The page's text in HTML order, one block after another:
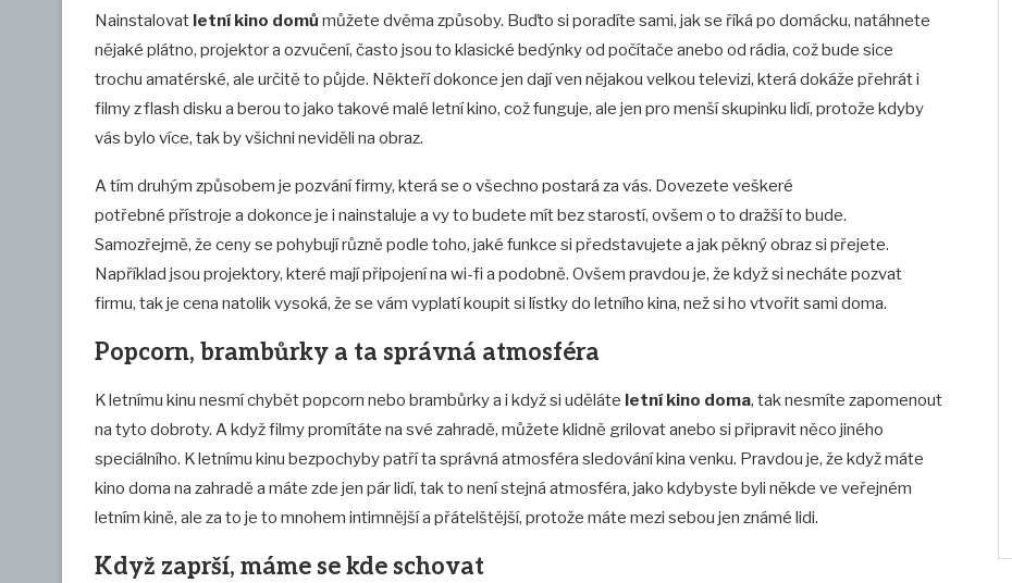
Nainstalovat letní kino domů můžete dvěma způsoby. Buďto si poradíte sami, jak se říká po domácku, natáhnete
nějaké plátno, projektor a ozvučení, často jsou to klasické bedýnky od počítače anebo od rádia, což bude sice
trochu amatérské, ale určitě to půjde. Někteří dokonce jen dají ven nějakou velkou televizi, která dokáže přehrát i
filmy z flash disku a berou to jako takové malé letní kino, což funguje, ale jen pro menší skupinku lidí, protože kdyby
vás bylo více, tak by všichni neviděli na obraz.
A tím druhým způsobem je pozvání firmy, která se o všechno postará za vás. Dovezete veškeré
potřebné přístroje a dokonce je i nainstaluje a vy to budete mít bez starostí, ovšem o to dražší to bude.
Samozřejmě, že ceny se pohybují různě podle toho, jaké funkce si představujete a jak pěkný obraz si přejete.
Například jsou projektory, které mají připojení na wi-fi a podobně. Ovšem pravdou je, že když si necháte pozvat
firmu, tak je cena natolik vysoká, že se vám vyplatí koupit si lístky do letního kina, než si ho vtvořit sami doma.
Popcorn, brambůrky a ta správná atmosféra
K letnímu kinu nesmí chybět popcorn nebo brambůrky a i když si uděláte letní kino doma, tak nesmíte zapomenout
na tyto dobroty. A když filmy promítáte na své zahradě, můžete klidně grilovat anebo si připravit něco jiného
speciálního. K letnímu kinu bezpochyby patří ta správná atmosféra sledování kina venku. Pravdou je, že když máte
kino doma na zahradě a máte zde jen pár lidí, tak to není stejná atmosféra, jako kdybyste byli někde ve veřejném
letním kině, ale za to je to mnohem intimnější a přátelštější, protože máte mezi sebou jen známé lidi.
Když zaprší, máme se kde schovat